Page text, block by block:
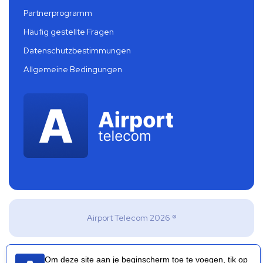
Partnerprogramm
Häufig gestellte Fragen
Datenschutzbestimmungen
Allgemeine Bedingungen
Airport Telecom 2026 ®
Om deze site aan je beginscherm toe te voegen, tik op